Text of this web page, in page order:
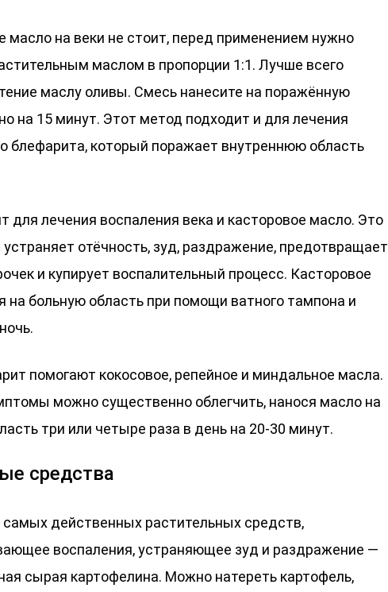
масло на веки не стоит, перед применением нужно
маслом в пропорции 1:1. Лучше всего
маслу оливы. Смесь нанесите на поражённую
на 15 минут. Этот метод подходит и для лечения
блефарита, который поражает внутреннюю область
для лечения воспаления века и касторовое масло. Это
отёчность, зуд, раздражение, предотвращает
и купирует воспалительный процесс. Касторовое
на больную область при помощи ватного тампона и
помогают кокосовое, репейное и миндальное масла.
можно существенно облегчить, нанося масло на
три или четыре раза в день на 20-30 минут.
средства
действенных растительных средств,
воспаления, устраняющее зуд и раздражение —
сырая картофелина. Можно натереть картофель,